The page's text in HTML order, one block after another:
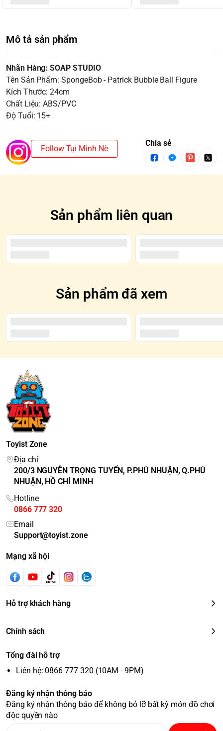
Mô tả sản phẩm
Nhãn Hàng: SOAP STUDIO
Tên Sản Phẩm: SpongeBob - Patrick Bubble Ball Figure
Kích Thước: 24cm
Chất Liệu: ABS/PVC
Độ Tuổi: 15+
Follow Tụi Mình Nè
Chia sẻ
Sản phẩm liên quan
Sản phẩm đã xem
Toyist Zone
Địa chỉ
200/3 NGUYỄN TRỌNG TUYỂN, P.PHÚ NHUẬN, Q.PHÚ
NHUẬN, HỒ CHÍ MINH
Hotline
0866 777 320
Email
Support@toyist.zone
Mạng xã hội
Hỗ trợ khách hàng
Chính sách
Tổng đài hỗ trợ
Liên hệ: 0866 777 320 (10AM - 9PM)
Đăng ký nhận thông báo
Đăng ký nhận thông báo để không bỏ lỡ bất kỳ món đồ chơi
độc quyền nào